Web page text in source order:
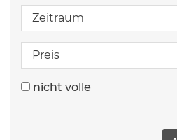
Zeitraum
Preis
nicht volle